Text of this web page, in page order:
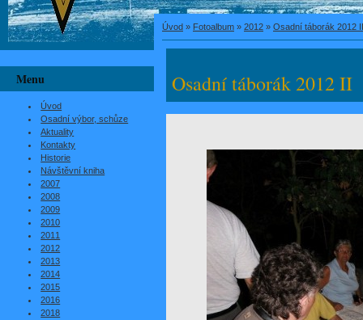
Úvod » Fotoalbum » 2012 » Osadní táborák 2012 II
Osadní táborák 2012 II
Menu
Úvod
Osadní výbor, schůze
Aktuality
Kontakty
Historie
Návštěvní kniha
2007
2008
2009
2010
2011
2012
2013
2014
2015
2016
2018